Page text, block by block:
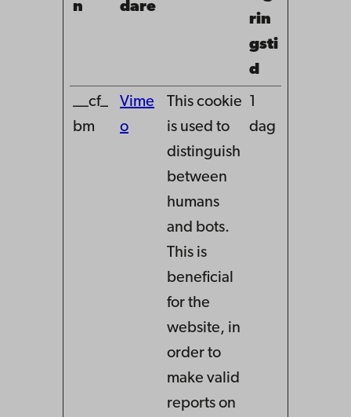
n
dare
rin
gsti
d
__cf_
bm
Vime
o
This cookie
is used to
distinguish
between
humans
and bots.
This is
beneficial
for the
website, in
order to
make valid
reports on
1
dag